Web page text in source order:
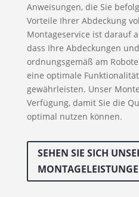
Anweisungen, die Sie
Vorteile Ihrer Abdeckung
Montageservice ist darauf
dass Ihre Abdeckungen
ordnungsgemäß am
eine optimale
gewährleisten. Unser
Verfügung, damit Sie die
optimal nutzen können.
SEHEN SIE SICH